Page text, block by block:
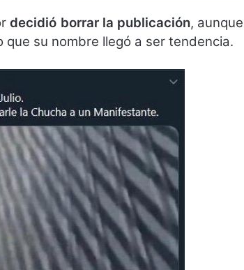
decidió borrar la publicación, aunque
su nombre llegó a ser tendencia.